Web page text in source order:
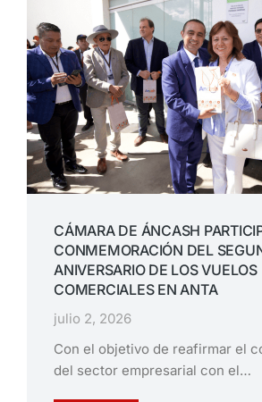
CÁMARA DE ÁNCASH
CONMEMORACIÓN DEL
ANIVERSARIO DE LOS VUELOS
COMERCIALES EN ANTA
julio 2, 2026
Con el objetivo de reafirmar el
del sector empresarial con el…